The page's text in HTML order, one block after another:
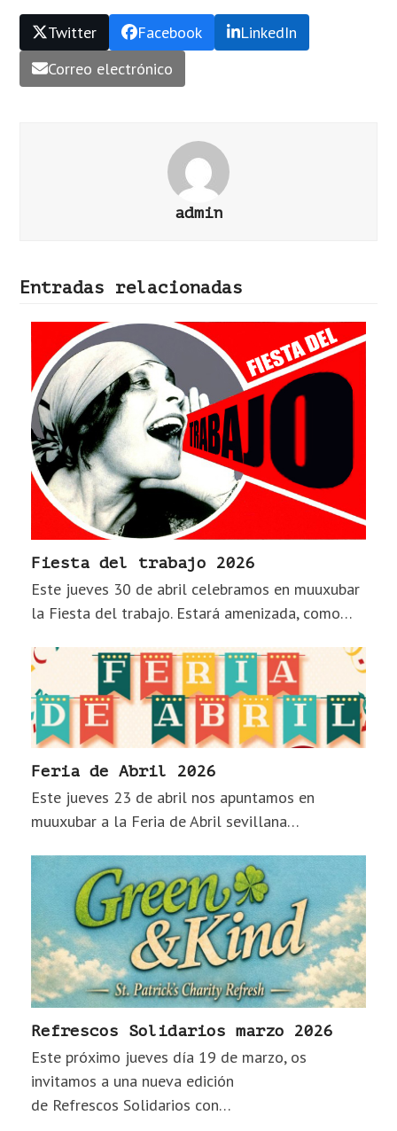
Twitter Facebook
LinkedIn
Correo electrónico
admin
Entradas relacionadas
Fiesta del trabajo 2026
Este jueves 30 de abril celebramos en muuxubar
la Fiesta del trabajo. Estará amenizada, como…
Feria de Abril 2026
Este jueves 23 de abril nos apuntamos en
muuxubar a la Feria de Abril sevillana…
Refrescos Solidarios marzo 2026
Este próximo jueves día 19 de marzo, os
invitamos a una nueva edición
de Refrescos Solidarios con…